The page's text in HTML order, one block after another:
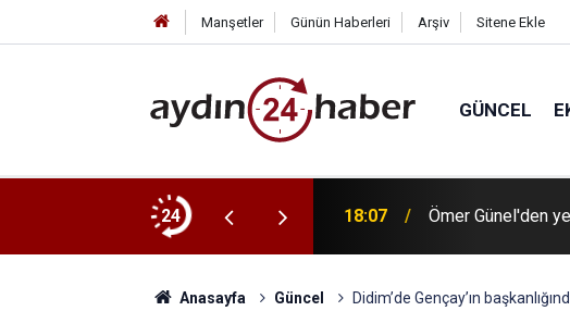
Manşetler Günün Haberleri Arşiv Sitene Ekle
GÜNCEL
24
yangın hızlı ve etkin müdahaleyle
18:07 Ömer Günel'den
Anasayfa Güncel Didim’de Gençay’ın